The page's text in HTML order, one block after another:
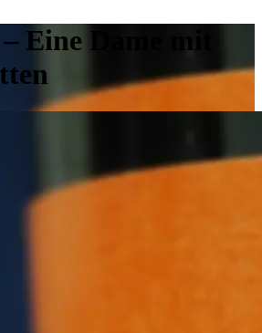
Eine Dame mit